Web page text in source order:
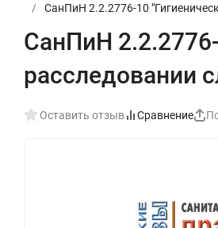
/
СанПиН 2.2.2776-10
СанПиН
расследовании
Оставить отзыв Сравнение